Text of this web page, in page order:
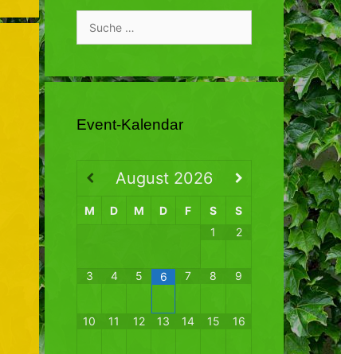
nach:
Event-Kalendar
August 2026
M D M D F S
S
1
2
3 4 5 6 7 8 9
10 11 12 13 14 15 16